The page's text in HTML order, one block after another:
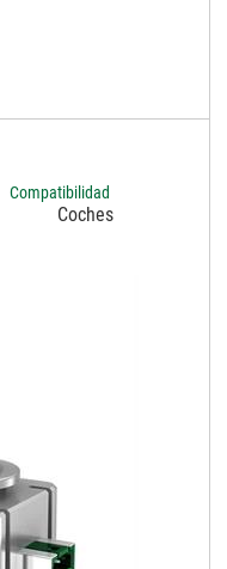
Compatibilidad
Coches